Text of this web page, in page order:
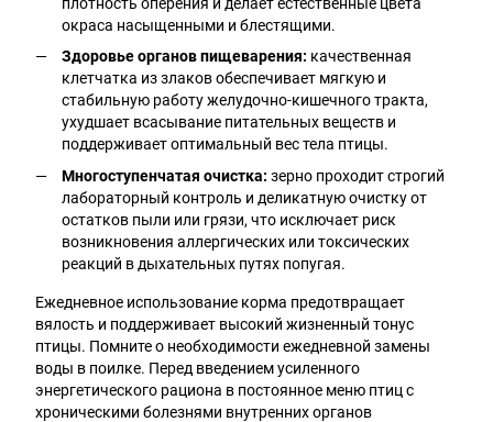
окраса насыщенными и блестящими.
Здоровье органов пищеварения: качественная
клетчатка из злаков обеспечивает мягкую и
стабильную работу желудочно-кишечного тракта,
ухудшает всасывание питательных веществ и
поддерживает оптимальный вес тела птицы.
Многоступенчатая очистка: зерно проходит строгий
лабораторный контроль и деликатную очистку от
остатков пыли или грязи, что исключает риск
возникновения аллергических или токсических
реакций в дыхательных путях попугая.
Ежедневное использование корма предотвращает
вялость и поддерживает высокий жизненный тонус
птицы. Помните о необходимости ежедневной замены
воды в поилке. Перед введением усиленного
энергетического рациона в постоянное меню птиц с
хроническими болезнями внутренних органов